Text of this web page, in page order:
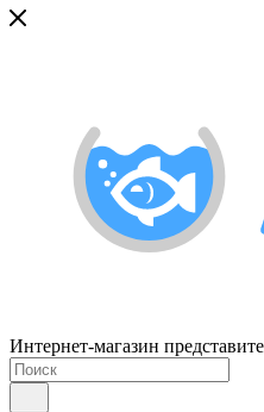
Интернет-магазин